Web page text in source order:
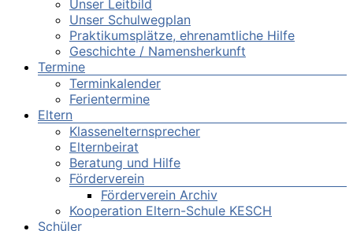
Unser Leitbild
Unser Schulwegplan
Praktikumsplätze, ehrenamtliche Hilfe
Geschichte / Namensherkunft
Termine
Terminkalender
Ferientermine
Eltern
Klassenelternsprecher
Elternbeirat
Beratung und Hilfe
Förderverein
Förderverein Archiv
Kooperation Eltern-Schule KESCH
Schüler